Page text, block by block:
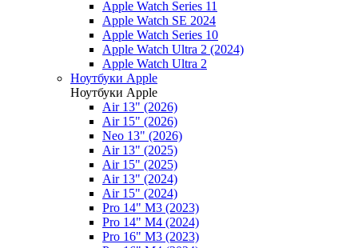
Apple Watch Series 11
Apple Watch SE 2024
Apple Watch Series 10
Apple Watch Ultra 2 (2024)
Apple Watch Ultra 2
Ноутбуки Apple
Ноутбуки Apple
Air 13" (2026)
Air 15" (2026)
Neo 13" (2026)
Air 13" (2025)
Air 15" (2025)
Air 13" (2024)
Air 15" (2024)
Pro 14" M3 (2023)
Pro 14" M4 (2024)
Pro 16" M3 (2023)